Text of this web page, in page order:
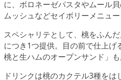
に、ボロネーゼパスタやムール
ムッシュなどセイボリーメニュー
スペシャリテとして、桃をふん
につき1つ提供。目の前で仕上げ
桃と生ハムのオープンサンド」も
ドリンクは桃のカクテル3種をは